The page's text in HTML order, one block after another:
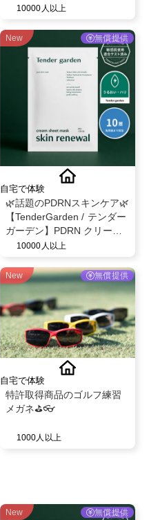
スクリーム 80ml モニター募
10000人以上
New 無償提供
自宅で体験
🌿話題のPDRNスキンケア🌿
【TenderGarden / テンダー
ガーデン】PDRN クリーム
シートマスク 30g × 5枚 モ
10000人以上
New 無償提供
自宅で体験
特許取得商品のゴルフ練習
メガネ⛳️👓
1000人以上
New 無償提供